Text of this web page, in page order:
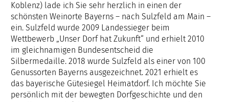
Koblenz) lade ich Sie sehr herzlich in einen der
schönsten Weinorte Bayerns – nach Sulzfeld am Main –
ein. Sulzfeld wurde 2009 Landessieger beim
Wettbewerb „Unser Dorf hat Zukunft“ und erhielt 2010
im gleichnamigen Bundesentscheid die
Silbermedaille. 2018 wurde Sulzfeld als einer von 100
Genussorten Bayerns ausgezeichnet. 2021 erhielt es
das bayerische Gütesiegel Heimatdorf. Ich möchte Sie
persönlich mit der bewegten Dorfgeschichte und den